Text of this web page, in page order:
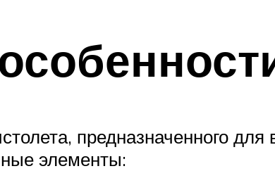
предназначенного
элементы: